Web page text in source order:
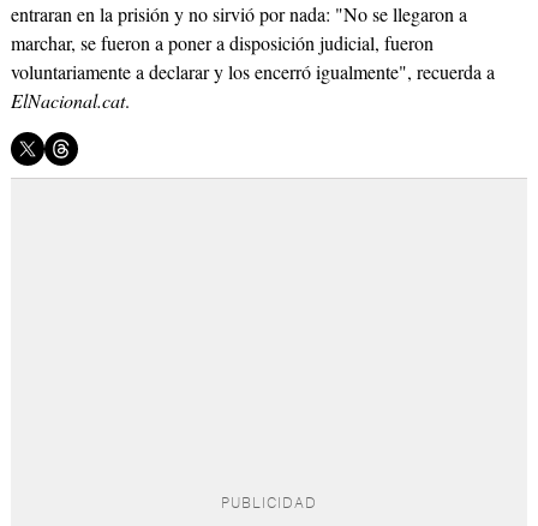
entraran en la prisión y no sirvió por nada: "No se llegaron a
marchar, se fueron a poner a disposición judicial, fueron
voluntariamente a declarar y los encerró igualmente", recuerda a
ElNacional.cat.